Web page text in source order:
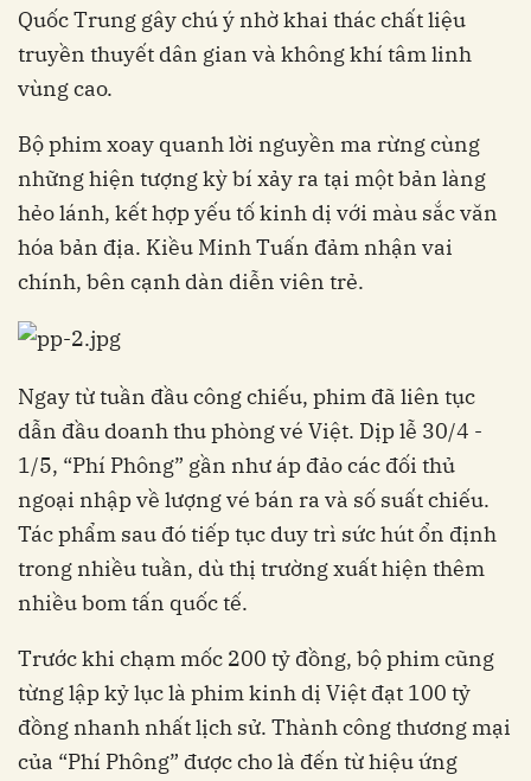
Quốc Trung gây chú ý nhờ khai thác chất liệu
truyền thuyết dân gian và không khí tâm linh
vùng cao.
Bộ phim xoay quanh lời nguyền ma rừng cùng
những hiện tượng kỳ bí xảy ra tại một bản làng
hẻo lánh, kết hợp yếu tố kinh dị với màu sắc văn
hóa bản địa. Kiều Minh Tuấn đảm nhận vai
chính, bên cạnh dàn diễn viên trẻ.
Ngay từ tuần đầu công chiếu, phim đã liên tục
dẫn đầu doanh thu phòng vé Việt. Dịp lễ 30/4 -
1/5, “Phí Phông” gần như áp đảo các đối thủ
ngoại nhập về lượng vé bán ra và số suất chiếu.
Tác phẩm sau đó tiếp tục duy trì sức hút ổn định
trong nhiều tuần, dù thị trường xuất hiện thêm
nhiều bom tấn quốc tế.
Trước khi chạm mốc 200 tỷ đồng, bộ phim cũng
từng lập kỷ lục là phim kinh dị Việt đạt 100 tỷ
đồng nhanh nhất lịch sử. Thành công thương mại
của “Phí Phông” được cho là đến từ hiệu ứng